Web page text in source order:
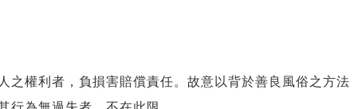
之權利者，負損害賠償責任。故意以背於善良風俗之方